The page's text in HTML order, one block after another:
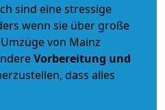
sind eine stressige
wenn sie über große
von Mainz
Vorbereitung und
dass alles